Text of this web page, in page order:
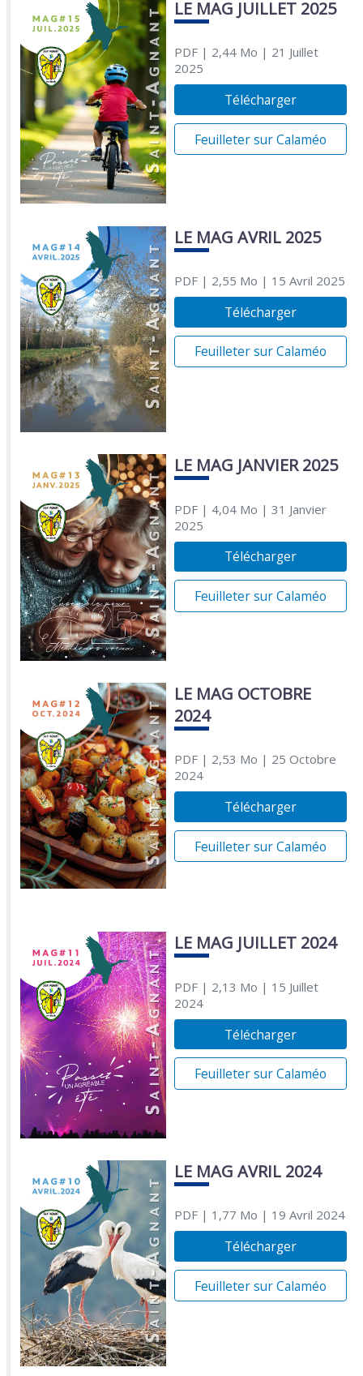
LE MAG JUILLET 2025
PDF| 2,44 Mo | 21 Juillet
2025
Télécharger
Feuilleter sur Calaméo
LE MAG AVRIL 2025
PDF| 2,55 Mo | 15 Avril 2025
Télécharger
Feuilleter sur Calaméo
LE MAG JANVIER 2025
PDF| 4,04 Mo | 31 Janvier
2025
Télécharger
Feuilleter sur Calaméo
LE MAG OCTOBRE
2024
PDF| 2,53 Mo | 25 Octobre
2024
Télécharger
Feuilleter sur Calaméo
LE MAG JUILLET 2024
PDF| 2,13 Mo | 15 Juillet
2024
Télécharger
Feuilleter sur Calaméo
LE MAG AVRIL 2024
PDF| 1,77 Mo | 19 Avril 2024
Télécharger
Feuilleter sur Calaméo